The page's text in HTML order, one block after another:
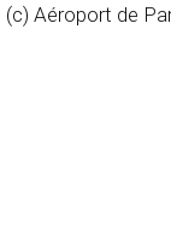
(c) Aéroport de